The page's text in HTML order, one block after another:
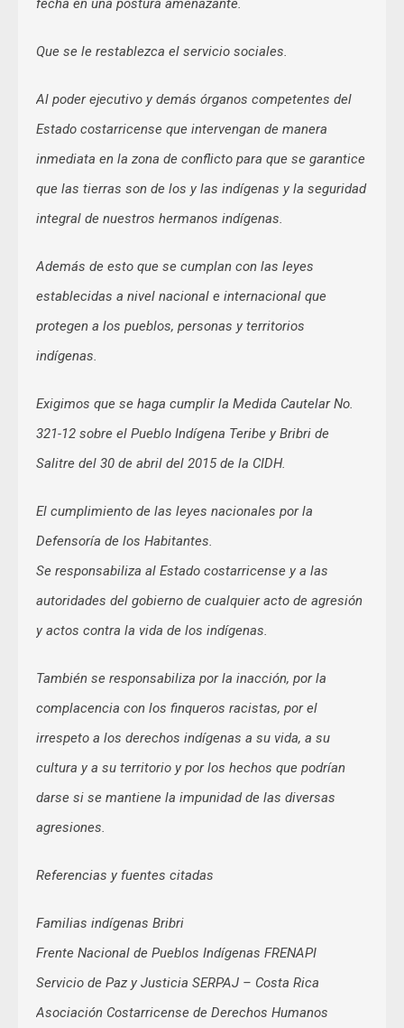
fecha en una postura amenazante.
Que se le restablezca el servicio sociales.
Al poder ejecutivo y demás órganos competentes del
Estado costarricense que intervengan de manera
inmediata en la zona de conflicto para que se garantice
que las tierras son de los y las indígenas y la seguridad
integral de nuestros hermanos indígenas.
Además de esto que se cumplan con las leyes
establecidas a nivel nacional e internacional que
protegen a los pueblos, personas y territorios
indígenas.
Exigimos que se haga cumplir la Medida Cautelar No.
321-12 sobre el Pueblo Indígena Teribe y Bribri de
Salitre del 30 de abril del 2015 de la CIDH.
El cumplimiento de las leyes nacionales por la
Defensoría de los Habitantes.
Se responsabiliza al Estado costarricense y a las
autoridades del gobierno de cualquier acto de agresión
y actos contra la vida de los indígenas.
También se responsabiliza por la inacción, por la
complacencia con los finqueros racistas, por el
irrespeto a los derechos indígenas a su vida, a su
cultura y a su territorio y por los hechos que podrían
darse si se mantiene la impunidad de las diversas
agresiones.
Referencias y fuentes citadas
Familias indígenas Bribri
Frente Nacional de Pueblos Indígenas FRENAPI
Servicio de Paz y Justicia SERPAJ – Costa Rica
Asociación Costarricense de Derechos Humanos